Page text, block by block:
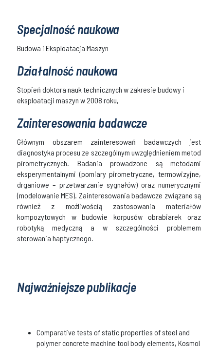
Specjalność naukowa
Budowa i Eksploatacja Maszyn
Działalność naukowa
Stopień doktora nauk technicznych w zakresie budowy i
eksploatacji maszyn w 2008 roku,
Zainteresowania badawcze
Głównym obszarem zainteresowań badawczych jest
diagnostyka procesu ze szczególnym uwzględnieniem metod
pirometrycznych. Badania prowadzone są metodami
eksperymentalnymi (pomiary pirometryczne, termowizyjne,
drganiowe – przetwarzanie sygnałów) oraz numerycznymi
(modelowanie MES). Zainteresowania badawcze związane są
również z możliwością zastosowania materiałów
kompozytowych w budowie korpusów obrabiarek oraz
robotyką medyczną a w szczególności problemem
sterowania haptycznego.
Najważniejsze publikacje
Comparative tests of static properties of steel and
polymer concrete machine tool body elements, Kosmol